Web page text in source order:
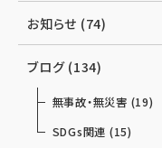
り
お知らせ (74)
ブログ (134)
無事故・無災害 (19)
SDGs関連 (15)